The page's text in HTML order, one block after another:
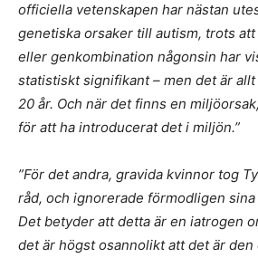
officiella vetenskapen har nästan
genetiska orsaker till autism, trots
eller genkombination någonsin har
statistiskt signifikant – men det är
20 år. Och när det finns en
för att ha introducerat det i miljön.”
”För det andra, gravida kvinnor tog
råd, och ignorerade förmodligen
Det betyder att detta är en iatrogen
det är högst osannolikt att det är den